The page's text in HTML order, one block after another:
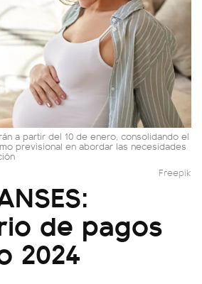
a partir del 10 de enero, consolidando el
previsional en abordar las necesidades
Freepik
de pagos
2024